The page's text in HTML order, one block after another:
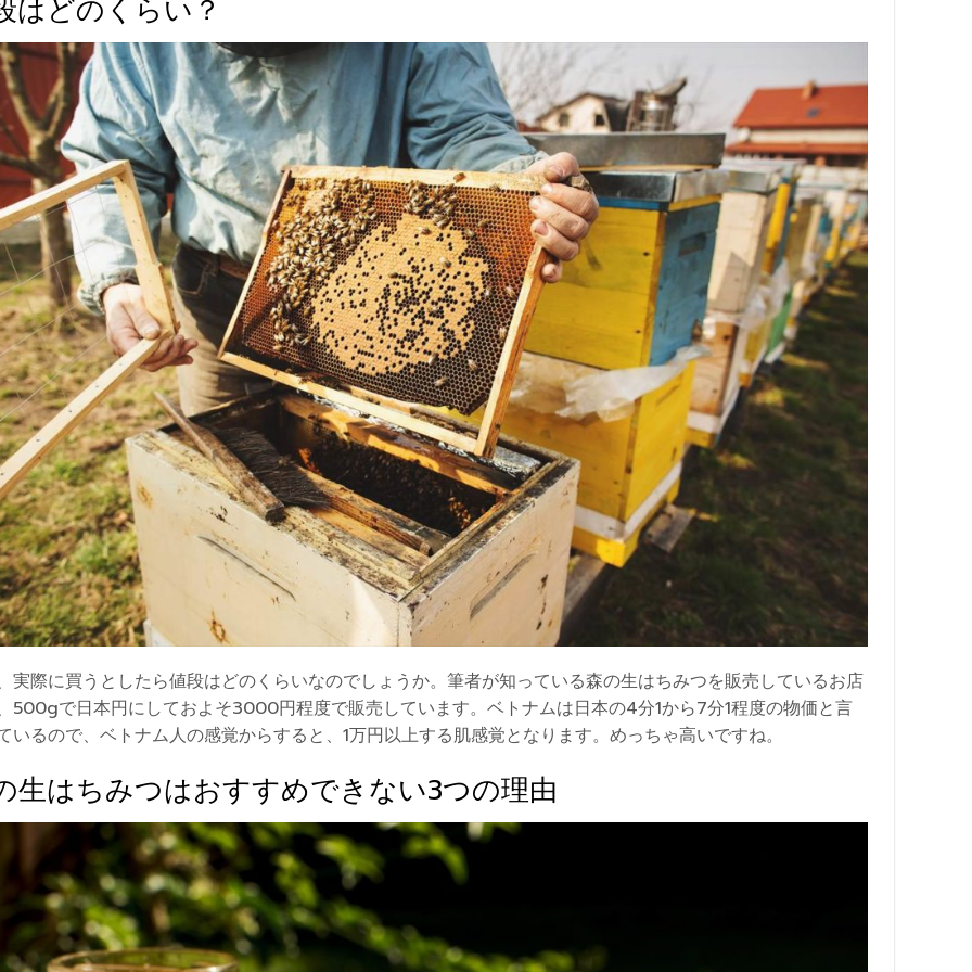
はどのくらい？
実際に買うとしたら値段はどのくらいなのでしょうか。筆者が知っている森の生はちみつを販売しているお店
500gで日本円にしておよそ3000円程度で販売しています。ベトナムは日本の4分1から7分1程度の物価と言
いるので、ベトナム人の感覚からすると、1万円以上する肌感覚となります。めっちゃ高いですね。
生はちみつはおすすめできない3つの理由